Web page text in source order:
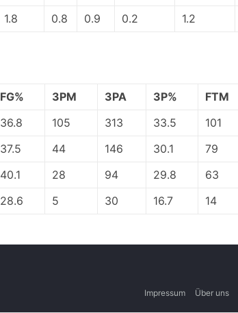
1.8 0.8 0.9 0.2 1.2
FG% 3PM 3PA 3P% FTM
36.8 105 313 33.5 101
37.5 44 146 30.1 79
40.1 28 94 29.8 63
28.6 5 30 16.7 14
Impressum Über uns